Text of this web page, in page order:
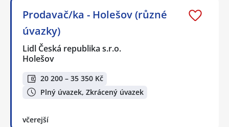
Prodavač/ka - Holešov (různé
úvazky)
Lidl Česká republika s.r.o.
Holešov
20 200 – 35 350 Kč
Plný úvazek, Zkrácený úvazek
včerejší